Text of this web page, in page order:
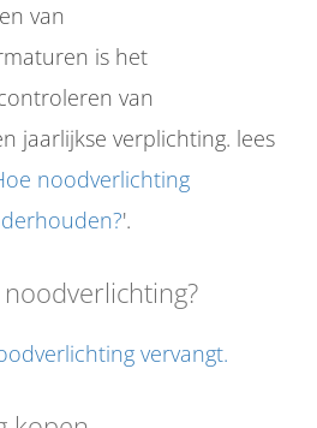
van
is het
van
jaarlijkse verplichting. lees
noodverlichting
'.
vervangt.